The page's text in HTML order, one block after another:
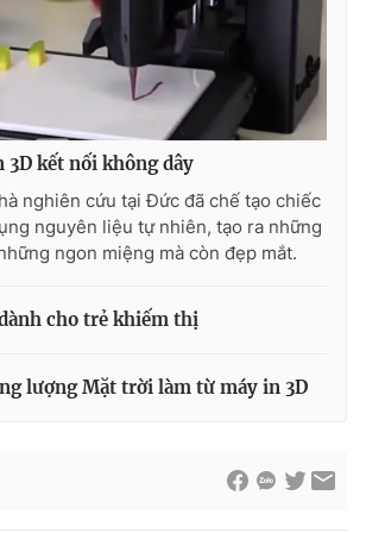
báo VTV
3D kết nối không dây
nghiên cứu tại Đức đã chế tạo chiếc
nguyên liệu tự nhiên, tạo ra những
ngon miệng mà còn đẹp mắt.
cho trẻ khiếm thị
lượng Mặt trời làm từ máy in 3D